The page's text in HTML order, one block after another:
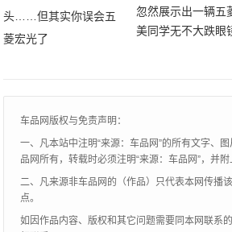
忽然展示出一辆五
美同学无不大跌眼
“这同样是一款意
车品网版权与免责声明：
一、凡本站中注明“来源：车品网”的所有文字、
品网所有，转载时必须注明“来源：车品网”，并附
二、凡来源非车品网的（作品）只代表本网传播
点。
如因作品内容、版权和其它问题需要同本网联系